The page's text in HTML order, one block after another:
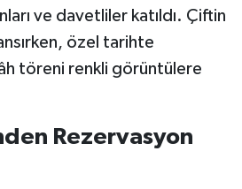
ve davetliler katıldı. Çiftin
özel tarihte
töreni renkli görüntülere
Rezervasyon